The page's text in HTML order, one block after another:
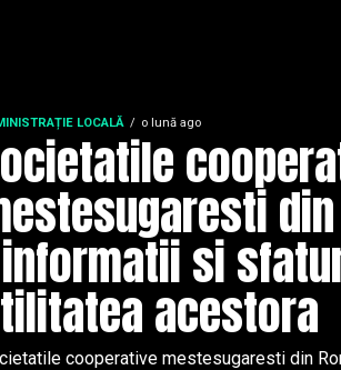
LOCALĂ o lună ago
informatii si
acestora
cooperative mestesugaresti din